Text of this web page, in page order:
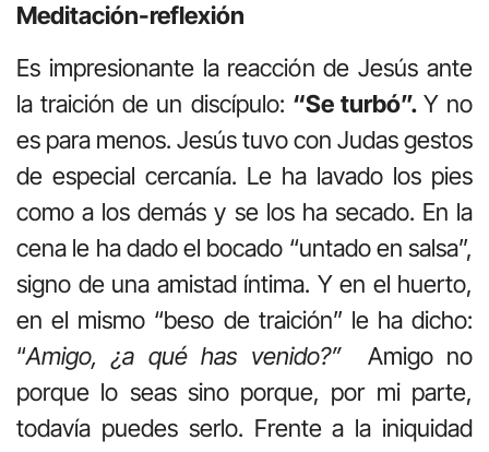
Meditación-reflexión
Es impresionante la reacción de Jesús ante
la traición de un discípulo: “Se turbó”. Y no
es para menos. Jesús tuvo con Judas gestos
de especial cercanía. Le ha lavado los pies
como a los demás y se los ha secado. En la
cena le ha dado el bocado “untado en salsa”,
signo de una amistad íntima. Y en el huerto,
en el mismo “beso de traición” le ha dicho:
“Amigo, ¿a qué has venido?”Amigo no
porque lo seas sino porque, por mi parte,
todavía puedes serlo. Frente a la iniquidad